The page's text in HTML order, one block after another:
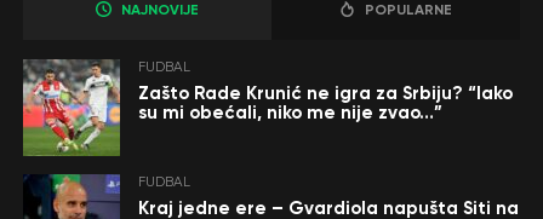
NAJNOVIJE POPULARNE
FUDBAL
Zašto Rade Krunić ne igra za Srbiju? “Iako
su mi obećali, niko me nije zvao…”
FUDBAL
Kraj jedne ere – Gvardiola napušta Siti na